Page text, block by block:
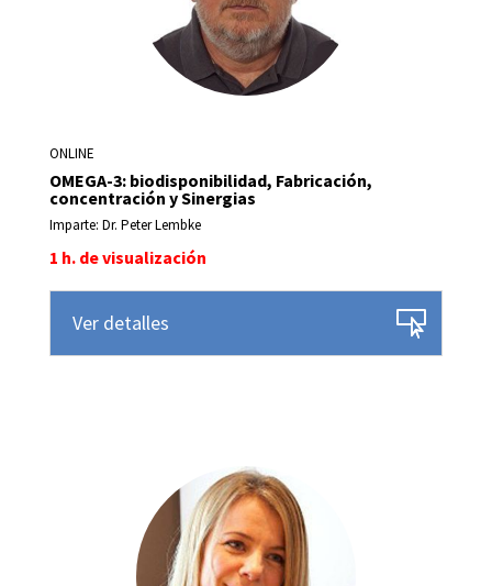
ONLINE
OMEGA-3: biodisponibilidad, Fabricación,
concentración y Sinergias
Imparte: Dr. Peter Lembke
1 h. de visualización
Ver detalles